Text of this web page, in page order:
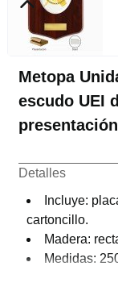
Metopa
escudo UEI
presentación
Detalles
Incluye:
cartoncillo.
Madera:
Medidas: